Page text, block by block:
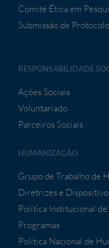
Comitê Ética em
Submissão de
RESPONSABILIDADE
Ações Sociais
Voluntariado
Parceiros Sociais
HUMANIZAÇÃO
Grupo de Trabalho de
Diretrizes e
Política Institucional
Programas
Política Nacional de